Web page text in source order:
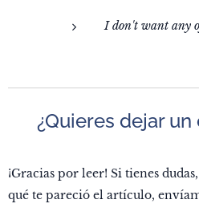
I don't want any
💬 ¿Quieres dejar
¡Gracias por leer! Si tienes
qué te pareció el artículo,